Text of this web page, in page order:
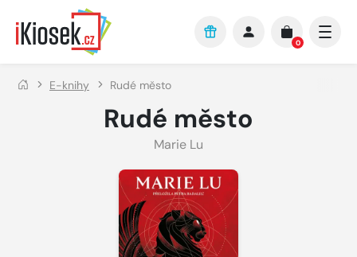
Přejít na hlavní obsah
0
E-knihy Rudé město
Rudé město
Marie Lu